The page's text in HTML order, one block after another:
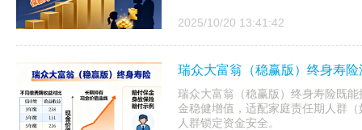
2025/10/20 13:41:42
瑞众大富翁（稳赢版）终身寿
瑞众大富翁（稳赢版）终身寿险既
金稳健增值，适配家庭责任期人群
人群锁定资金安全。